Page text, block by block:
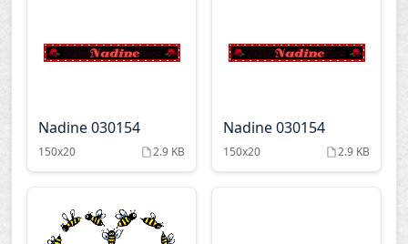
Nadine 030154
150x20 2.9 KB
Nadine 030154
150x20 2.9 KB